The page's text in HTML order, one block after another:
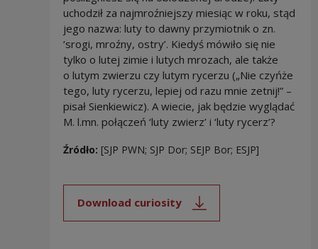
uchodził za najmroźniejszy miesiąc w roku, stąd
jego nazwa: luty to dawny przymiotnik o zn.
‘srogi, mroźny, ostry’. Kiedyś mówiło się nie
tylko o lutej zimie i lutych mrozach, ale także
o lutym zwierzu czy lutym rycerzu („Nie czyńże
tego, luty rycerzu, lepiej od razu mnie zetnij!” –
pisał Sienkiewicz). A wiecie, jak będzie wyglądać
M. l.mn. połączeń ‘luty zwierz’ i ‘luty rycerz’?
Źródło: [SJP PWN; SJP Dor; SEJP Bor; ESJP]
Download curiosity
Note, the link will open in a new